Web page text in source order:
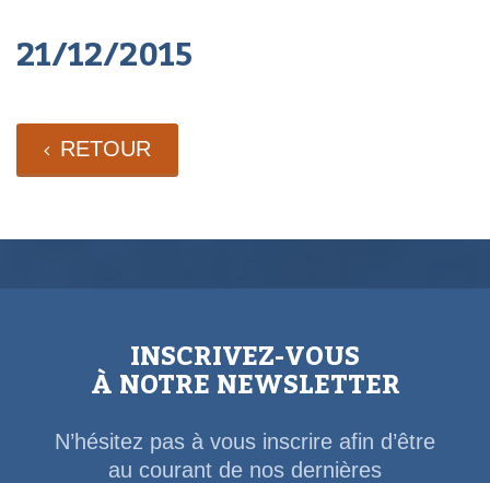
21/12/2015
RETOUR
INSCRIVEZ-VOUS
À NOTRE NEWSLETTER
N’hésitez pas à vous inscrire afin d’être
au courant de nos dernières